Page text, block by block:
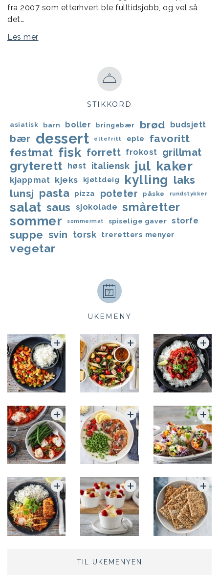
fra 2007 som etterhvert ble fulltidsjobb, og vel så
det…
Les mer
STIKKORD
asiatisk barn boller bringebær brød budsjett
bær dessert eltefritt eple favoritt
festmat fisk forrett frokost grillmat
gryterett høst italiensk jul kaker
kjappmat kjeks kjøttdeig kylling laks
lunsj pasta pizza poteter påske rundstykker
salat saus sjokolade småretter
sommer sommermat spiselige gaver storfe
suppe svin torsk treretters menyer
vegetar
UKEMENY
TIL UKEMENYEN